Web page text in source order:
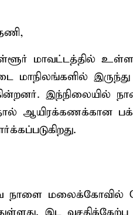
மாவட்டத்தில் உள்ள
மாநிலங்களில் இருந்து
இந்நிலையில்
ஆயிரக்கணக்கான
நாளை மலைக்கோவில்